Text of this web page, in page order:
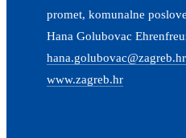
promet, komunalne
Hana Golubovac
hana.golubovac@zagreb.hr
www.zagreb.hr